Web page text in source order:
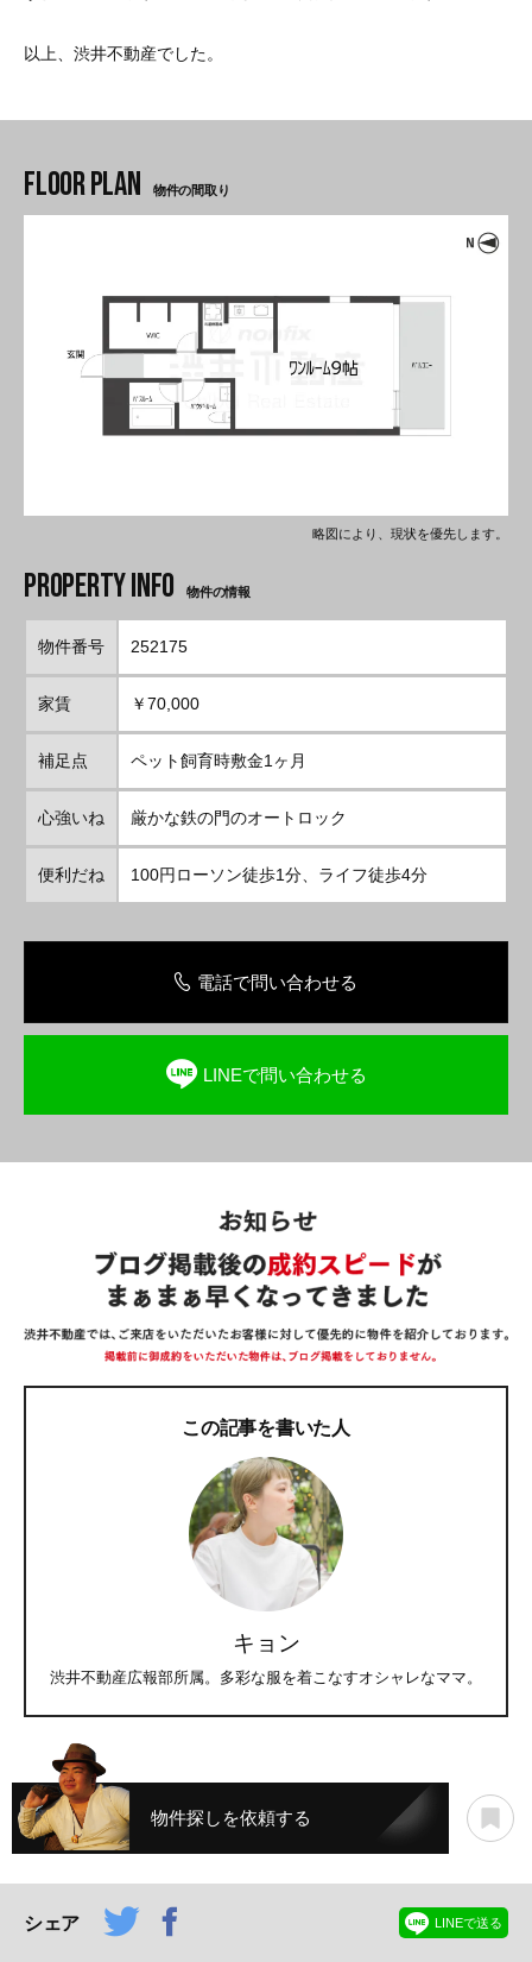
以上、渋井不動産でした。
物件の間取り
略図により、現状を優先します。
物件の情報
物件番号 252175
家賃 ￥70,000
補足点 ペット飼育時敷金1ヶ月
心強いね 厳かな鉄の門のオートロック
便利だね 100円ローソン徒歩1分、ライフ徒歩4分
電話で問い合わせる
LINEで問い合わせる
この記事を書いた人
キョン
渋井不動産広報部所属。多彩な服を着こなすオシャレなママ。
物件探しを依頼する
シェア LINEで送る